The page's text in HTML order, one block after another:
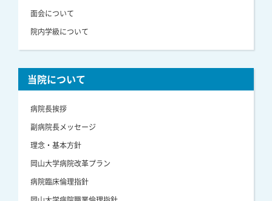
面会について
院内学級について
当院について
病院長挨拶
副病院長メッセージ
理念・基本方針
岡山大学病院改革プラン
病院臨床倫理指針